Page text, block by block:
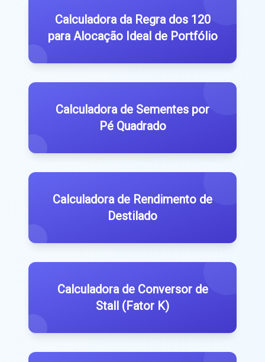
Calculadora da Regra dos 120
para Alocação Ideal de Portfólio
Calculadora de Sementes por
Pé Quadrado
Calculadora de Rendimento de
Destilado
Calculadora de Conversor de
Stall (Fator K)